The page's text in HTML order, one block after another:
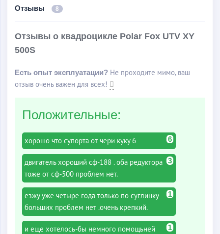
Отзывы 8
Отзывы о квадроцикле Polar Fox UTV XY
500S
Есть опыт эксплуатации? Не проходите мимо, ваш
отзыв очень важен для всех!
Положительные:
6
хорошо что супорта от чери куку 6
3
двигатель хороший сф-188 . оба редуктора
тоже от сф-500 проблем нет.
1
езжу уже четыре года только по суглинку
больших проблем нет .очень крепкий.
1
и еще хотелось-бы немного помощьней